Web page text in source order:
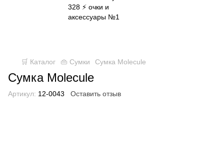
🛒 Каталог 👜 Сумки Сумка Molecule
Сумка Molecule
Артикул: 12-0043 Оставить отзыв